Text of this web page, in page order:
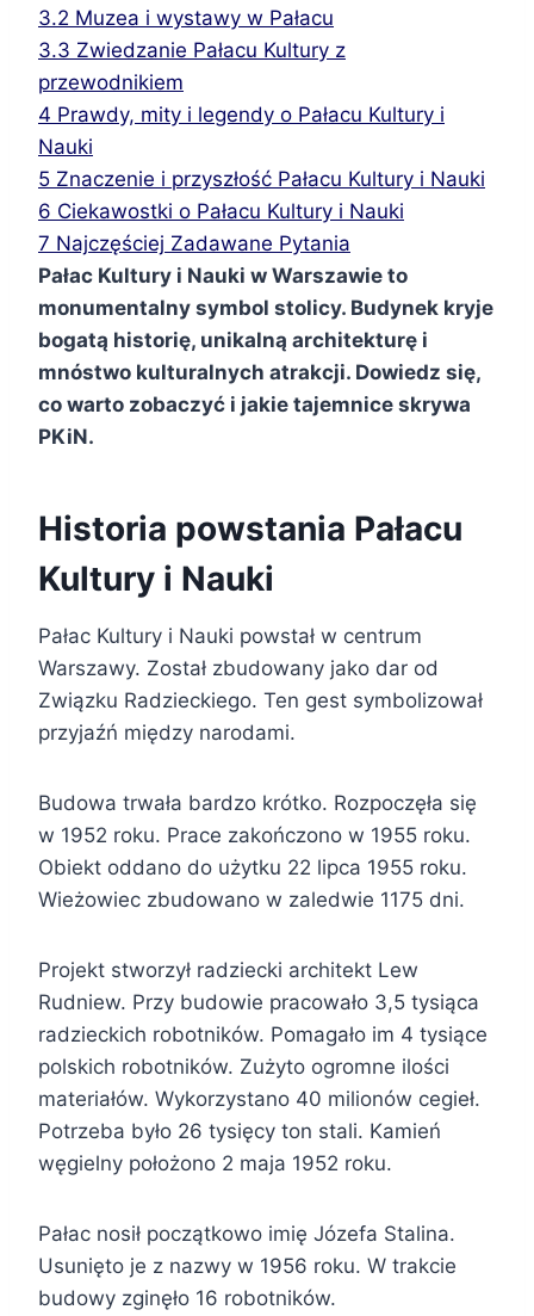
3.2 Muzea i wystawy w Pałacu
3.3 Zwiedzanie Pałacu Kultury z
przewodnikiem
4 Prawdy, mity i legendy o Pałacu Kultury i
Nauki
5 Znaczenie i przyszłość Pałacu Kultury i Nauki
6 Ciekawostki o Pałacu Kultury i Nauki
7 Najczęściej Zadawane Pytania
Pałac Kultury i Nauki w Warszawie to
monumentalny symbol stolicy. Budynek kryje
bogatą historię, unikalną architekturę i
mnóstwo kulturalnych atrakcji. Dowiedz się,
co warto zobaczyć i jakie tajemnice skrywa
PKiN.
Historia powstania Pałacu
Kultury i Nauki
Pałac Kultury i Nauki powstał w centrum
Warszawy. Został zbudowany jako dar od
Związku Radzieckiego. Ten gest symbolizował
przyjaźń między narodami.
Budowa trwała bardzo krótko. Rozpoczęła się
w 1952 roku. Prace zakończono w 1955 roku.
Obiekt oddano do użytku 22 lipca 1955 roku.
Wieżowiec zbudowano w zaledwie 1175 dni.
Projekt stworzył radziecki architekt Lew
Rudniew. Przy budowie pracowało 3,5 tysiąca
radzieckich robotników. Pomagało im 4 tysiące
polskich robotników. Zużyto ogromne ilości
materiałów. Wykorzystano 40 milionów cegieł.
Potrzeba było 26 tysięcy ton stali. Kamień
węgielny położono 2 maja 1952 roku.
Pałac nosił początkowo imię Józefa Stalina.
Usunięto je z nazwy w 1956 roku. W trakcie
budowy zginęło 16 robotników.